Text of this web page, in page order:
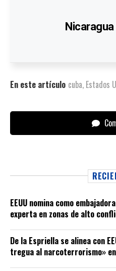
En este artículo cuba, Estados
EEUU nomina como
experta en zonas de alto
De la Espriella se alinea con
tregua al narcoterrorismo»